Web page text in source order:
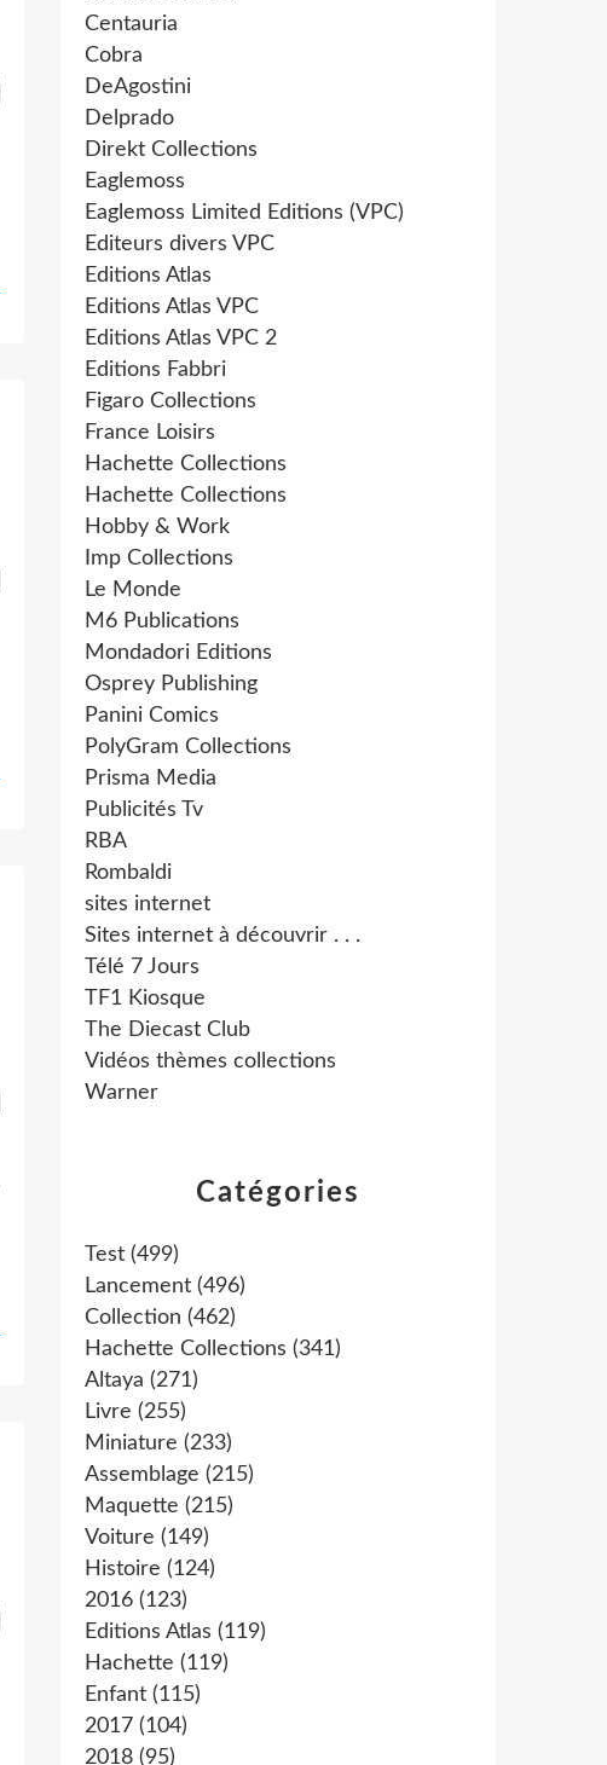
Catégories
Test (499)
Lancement (496)
Collection (462)
Hachette Collections (341)
Altaya (271)
Livre (255)
Miniature (233)
Assemblage (215)
Maquette (215)
Voiture (149)
Histoire (124)
2016 (123)
Editions Atlas (119)
Hachette (119)
Enfant (115)
2017 (104)
2018 (95)
Centauria
Cobra
DeAgostini
Delprado
Direkt Collections
Eaglemoss
Eaglemoss Limited Editions (VPC)
Editeurs divers VPC
Editions Atlas
Editions Atlas VPC
Editions Atlas VPC 2
Editions Fabbri
Figaro Collections
France Loisirs
Hachette Collections
Hachette Collections
Hobby & Work
Imp Collections
Le Monde
M6 Publications
Mondadori Editions
Osprey Publishing
Panini Comics
PolyGram Collections
Prisma Media
Publicités Tv
RBA
Rombaldi
sites internet
Sites internet à découvrir . . .
Télé 7 Jours
TF1 Kiosque
The Diecast Club
Vidéos thèmes collections
Warner